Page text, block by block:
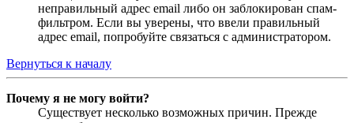
неправильный адрес email либо он заблокирован спам-
фильтром. Если вы уверены, что ввели правильный
адрес email, попробуйте связаться с администратором.
Вернуться к началу
Почему я не могу войти?
Существует несколько возможных причин. Прежде